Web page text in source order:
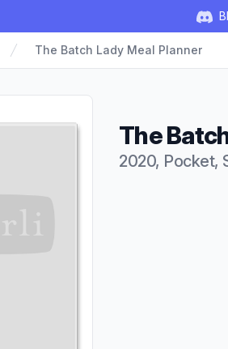
The Batch Lady Meal Planner
The
2020, Pocket,